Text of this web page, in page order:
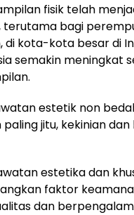
fisik telah
terutama bagi
kota-kota besar di
semakin meningkat
estetik non
jitu, kekinian
estetika dan
faktor
dan